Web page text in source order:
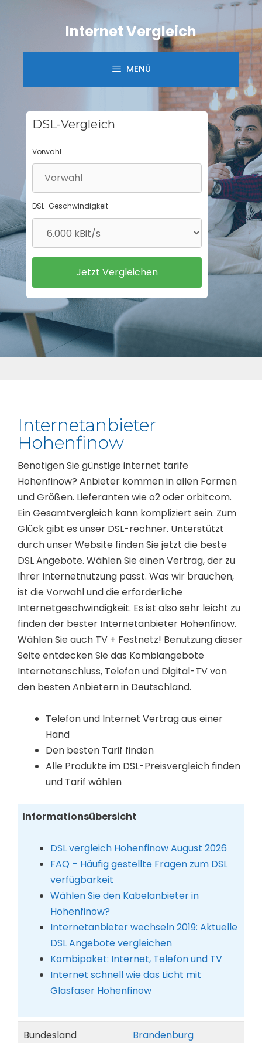
Internet Vergleich
MENÜ
DSL-Vergleich
Vorwahl
DSL-Geschwindigkeit
Internetanbieter
Hohenfinow
Benötigen Sie günstige internet tarife
Hohenfinow? Anbieter kommen in allen Formen
und Größen. Lieferanten wie o2 oder orbitcom.
Ein Gesamtvergleich kann kompliziert sein. Zum
Glück gibt es unser DSL-rechner. Unterstützt
durch unser Website finden Sie jetzt die beste
DSL Angebote. Wählen Sie einen Vertrag, der zu
Ihrer Internetnutzung passt. Was wir brauchen,
ist die Vorwahl und die erforderliche
Internetgeschwindigkeit. Es ist also sehr leicht zu
findender bester Internetanbieter Hohenfinow.
Wählen Sie auch TV + Festnetz! Benutzung dieser
Seite entdecken Sie das Kombiangebote
Internetanschluss, Telefon und Digital-TV von
den besten Anbietern in Deutschland.
Telefon und Internet Vertrag aus einer
Hand
Den besten Tarif finden
Alle Produkte im DSL-Preisvergleich finden
und Tarif wählen
Informationsübersicht
DSL vergleich Hohenfinow August 2026
FAQ – Häufig gestellte Fragen zum DSL
verfügbarkeit
Wählen Sie den Kabelanbieter in
Hohenfinow?
Internetanbieter wechseln 2019: Aktuelle
DSL Angebote vergleichen
Kombipaket: Internet, Telefon und TV
Internet schnell wie das Licht mit
Glasfaser Hohenfinow
Bundesland
Brandenburg